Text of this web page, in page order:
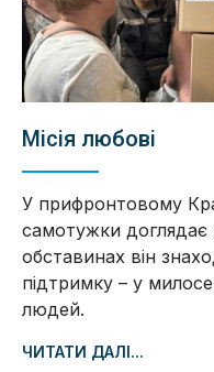
Місія любові
У прифронтовому
самотужки
обставинах він
підтримку – у
людей.
ЧИТАТИ ДАЛІ...